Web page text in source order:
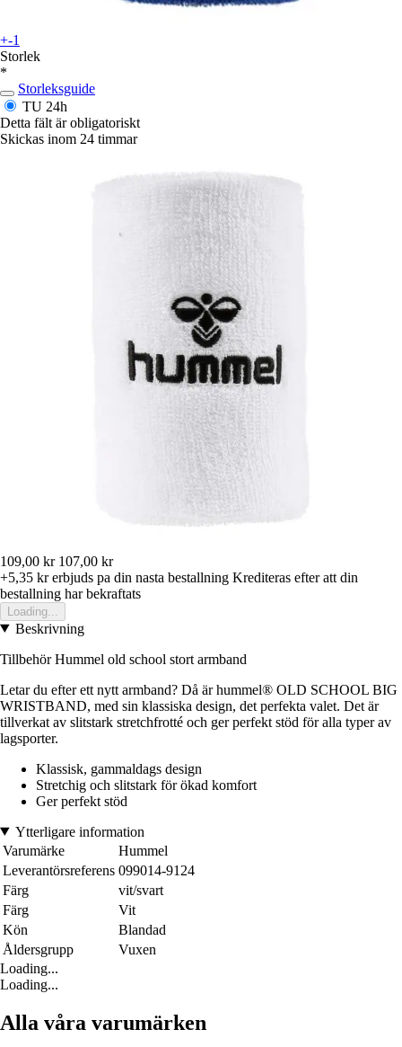
+-1
Storlek
*
Storleksguide
TU 24h
Detta fält är obligatoriskt
Skickas inom 24 timmar
109,00 kr 107,00 kr
+5,35 krerbjuds pa din nasta bestallning Krediteras efter att din
bestallning har bekraftats
Loading...
Beskrivning
Tillbehör Hummel old school stort armband
Letar du efter ett nytt armband? Då är hummel® OLD SCHOOL BIG
WRISTBAND, med sin klassiska design, det perfekta valet. Det är
tillverkat av slitstark stretchfrotté och ger perfekt stöd för alla typer av
lagsporter.
Klassisk, gammaldags design
Stretchig och slitstark för ökad komfort
Ger perfekt stöd
Ytterligare information
Varumärke
Hummel
Leverantörsreferens 099014-9124
Färg
vit/svart
Färg
Vit
Kön
Blandad
Åldersgrupp
Vuxen
Loading...
Loading...
Alla våra varumärken